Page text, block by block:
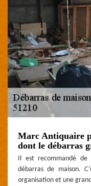
Marc Antiquaire
dont le débarras
Il est recommandé
débarras de maison.
organisation et une